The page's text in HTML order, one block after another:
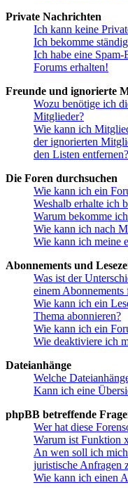
Private Nachrichten
Ich kann keine
Ich bekomme
Ich habe eine
Forums erhalten!
Freunde und ignorierte
Wozu benötige ich
Mitglieder?
Wie kann ich
der ignorierten
den Listen entfernen?
Die Foren durchsuchen
Wie kann ich ein
Weshalb erhalte ich
Warum bekomme
Wie kann ich nach
Wie kann ich meine
Abonnements und
Was ist der
einem
Wie kann ich ein
Thema abonnieren?
Wie kann ich ein
Wie deaktiviere ich
Dateianhänge
Welche
Kann ich eine
phpBB betreffende
Wer hat diese
Warum ist Funktion
An wen soll ich
juristische Anfragen
Wie kann ich einen